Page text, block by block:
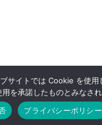
サイトでは Cookie を使
を承諾したものとみなさ
プライバシーポリシー